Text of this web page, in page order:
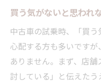
買う気がないと思われ
中古車の試乗時、「買
心配する方も多いです
ありません。まず、店
討している」と伝えた